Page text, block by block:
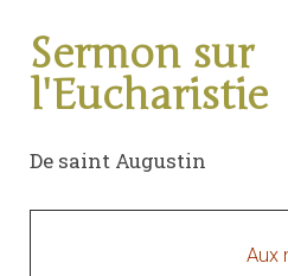
Sermon sur
l'Eucharistie
De saint Augustin
Aux